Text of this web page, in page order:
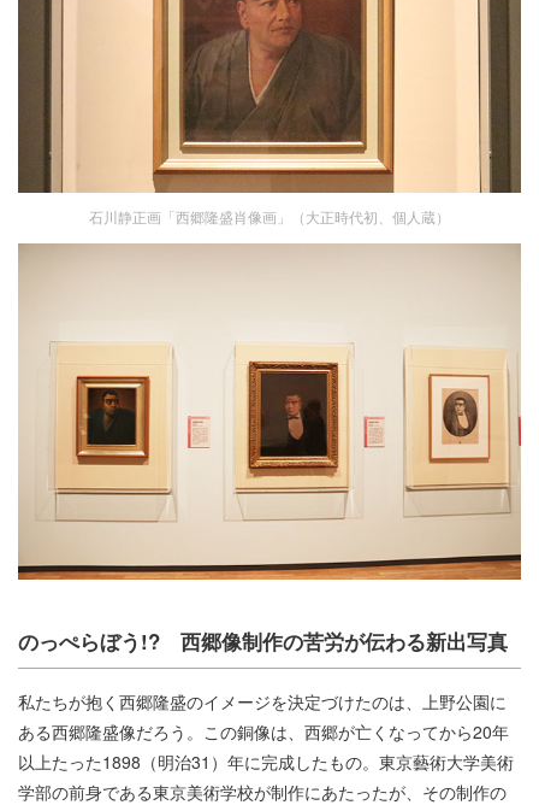
石川静正画「西郷隆盛肖像画」（大正時代初、個人蔵）
のっぺらぼう!? 西郷像制作の苦労が伝わる新出写真
私たちが抱く西郷隆盛のイメージを決定づけたのは、上野公園に
ある西郷隆盛像だろう。この銅像は、西郷が亡くなってから20年
以上たった1898（明治31）年に完成したもの。東京藝術大学美術
学部の前身である東京美術学校が制作にあたったが、その制作の